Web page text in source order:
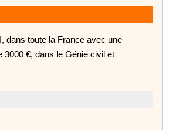
dans toute la France avec une
3000 €, dans le Génie civil et